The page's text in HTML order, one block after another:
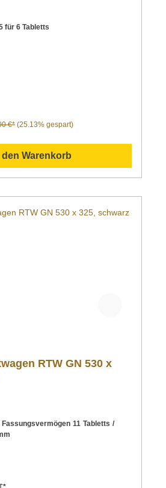
für 6 Tabletts
€* (25.13% gespart)
den Warenkorb
RTW GN 530 x
Fassungsvermögen 11 Tabletts /